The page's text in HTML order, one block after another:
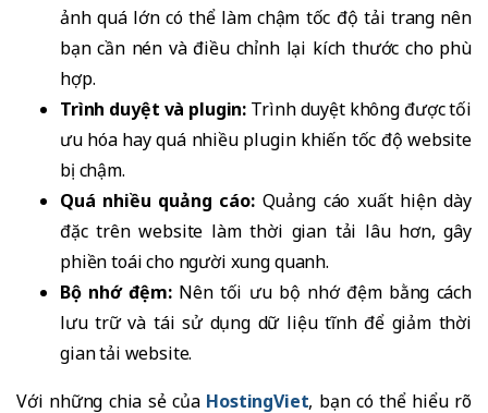
ảnh quá lớn có thể làm chậm tốc độ tải trang nên
bạn cần nén và điều chỉnh lại kích thước cho phù
hợp.
Trình duyệt và plugin: Trình duyệt không được tối
ưu hóa hay quá nhiều plugin khiến tốc độ website
bị chậm.
Quá nhiều quảng cáo:Quảng cáo xuất hiện dày
đặc trên website làm thời gian tải lâu hơn, gây
phiền toái cho người xung quanh.
Bộ nhớ đệm: Nên tối ưu bộ nhớ đệm bằng cách
lưu trữ và tái sử dụng dữ liệu tĩnh để giảm thời
gian tải website.
Với những chia sẻ của HostingViet, bạn có thể hiểu rõ